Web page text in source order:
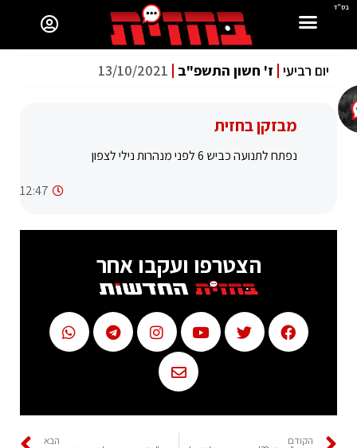
בס"ד
יום רביעי ז' חשון התשפ"ב 13/10/2021
מבזקן בחזית
נפתח לתנועה כביש 6 לפני מנהרות נילי לצפון
12:47
הצטרפו ועקבו אחר
הקודם הבא